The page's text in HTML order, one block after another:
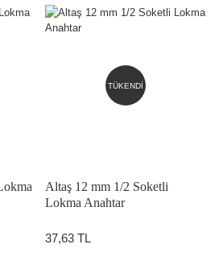
TÜKENDİ
Altaş 12 mm 1/2 Soketli
Lokma Anahtar
37,63 TL